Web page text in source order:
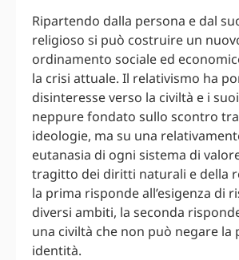
Ripartendo dalla persona e dal
religioso si può costruire un
ordinamento sociale ed
la crisi attuale. Il relativismo ha
disinteresse verso la civiltà e i
neppure fondato sullo scontro
ideologie, ma su una
eutanasia di ogni sistema di
tragitto dei diritti naturali e della
la prima risponde all’esigenza di
diversi ambiti, la seconda
una civiltà che non può negare la
identità.